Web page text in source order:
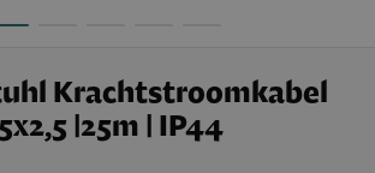
Krachtstroomkabel
|25m | IP44